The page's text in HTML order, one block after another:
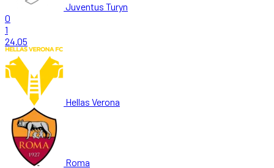
Juventus Turyn
0
1
24.05
Hellas Verona
Roma